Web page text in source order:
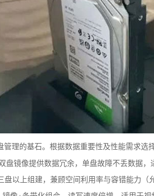
理的基石。根据数据重要性及性能需求选
盘镜像提供数据冗余，单盘故障不丢数据，
盘以上组建，兼顾空间利用率与容错能力（